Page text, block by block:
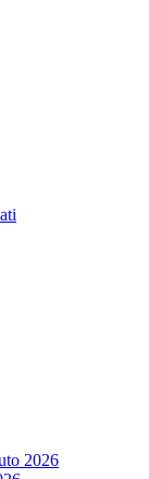
2026